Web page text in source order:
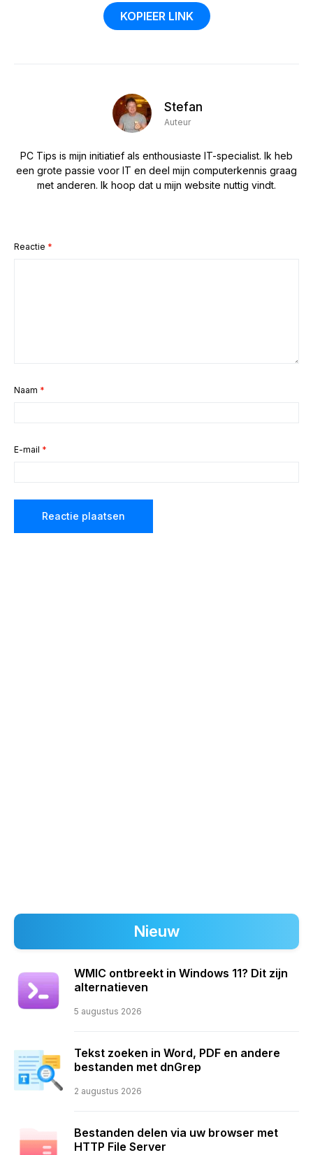
KOPIEER LINK
Stefan
Auteur
PC Tips is mijn initiatief als enthousiaste IT-specialist. Ik heb
een grote passie voor IT en deel mijn computerkennis graag
met anderen. Ik hoop dat u mijn website nuttig vindt.
Reactie *
Naam *
E-mail *
Nieuw
WMIC ontbreekt in Windows 11? Dit zijn
alternatieven
5 augustus 2026
Tekst zoeken in Word, PDF en andere
bestanden met dnGrep
2 augustus 2026
Bestanden delen via uw browser met
HTTP File Server